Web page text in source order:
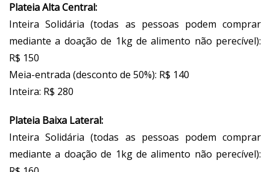
Plateia Alta Central:
Inteira Solidária (todas as pessoas podem comprar
mediante a doação de 1kg de alimento não perecível):
R$ 150
Meia-entrada (desconto de 50%): R$ 140
Inteira: R$ 280
Plateia Baixa Lateral:
Inteira Solidária (todas as pessoas podem comprar
mediante a doação de 1kg de alimento não perecível):